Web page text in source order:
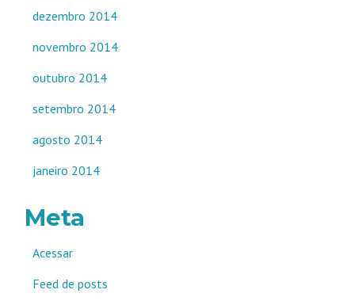
dezembro 2014
novembro 2014
outubro 2014
setembro 2014
agosto 2014
janeiro 2014
Meta
Acessar
Feed de posts